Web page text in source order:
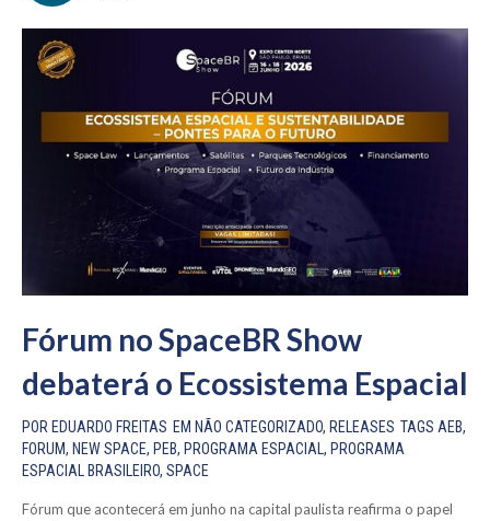
Fórum no SpaceBR Show
debaterá o Ecossistema Espacial
POR EDUARDO FREITAS EM NÃO CATEGORIZADO, RELEASES TAGS AEB,
FORUM, NEW SPACE, PEB, PROGRAMA ESPACIAL, PROGRAMA
ESPACIAL BRASILEIRO, SPACE
Fórum que acontecerá em junho na capital paulista reafirma o papel